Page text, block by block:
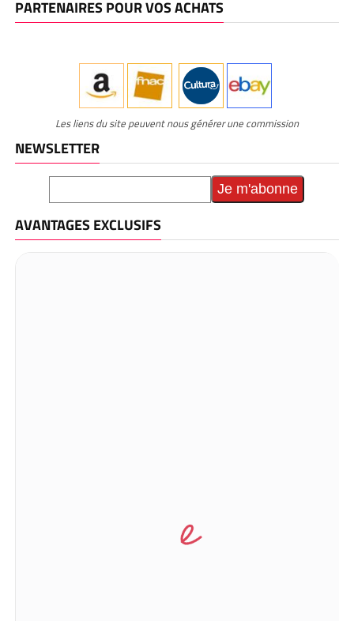
PARTENAIRES POUR VOS ACHATS
Les liens du site peuvent nous générer une commission
NEWSLETTER
AVANTAGES EXCLUSIFS